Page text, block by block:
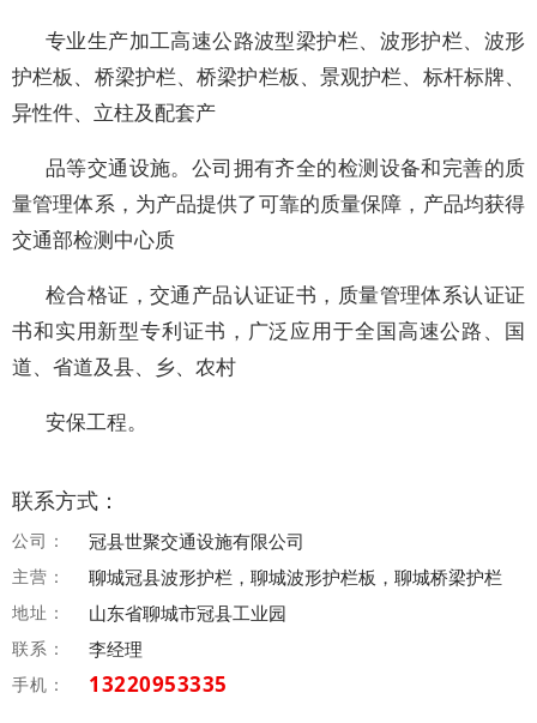
专业生产加工高速公路波型梁护栏、波形护栏、波形
护栏板、桥梁护栏、桥梁护栏板、景观护栏、标杆标牌、
异性件、立柱及配套产
品等交通设施。公司拥有齐全的检测设备和完善的质
量管理体系，为产品提供了可靠的质量保障，产品均获得
交通部检测中心质
检合格证，交通产品认证证书，质量管理体系认证证
书和实用新型专利证书，广泛应用于全国高速公路、国
道、省道及县、乡、农村
安保工程。
联系方式：
公司： 冠县世聚交通设施有限公司
主营： 聊城冠县波形护栏，聊城波形护栏板，聊城桥梁护栏
地址： 山东省聊城市冠县工业园
联系： 李经理
手机： 13220953335